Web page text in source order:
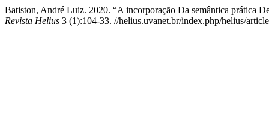
Batiston, André Luiz. 2020. “A incorporação Da semântica prática
Revista Helius 3 (1):104-33. //helius.uvanet.br/index.php/helius/